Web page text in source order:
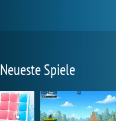
Neueste Spiele